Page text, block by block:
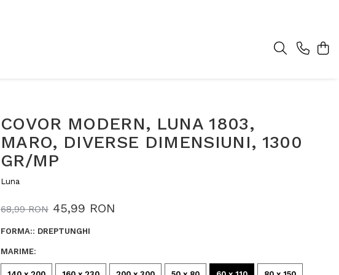
COVOR MODERN, LUNA 1803,
MARO, DIVERSE DIMENSIUNI, 1300
GR/MP
Luna
68,99 RON 45,99 RON
FORMA:: DREPTUNGHI
MARIME: